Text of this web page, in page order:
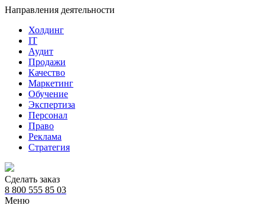
Направления деятельности
Холдинг
IT
Аудит
Продажи
Качество
Маркетинг
Обучение
Экспертиза
Персонал
Право
Реклама
Стратегия
Сделать заказ
8 800 555 85 03
Меню